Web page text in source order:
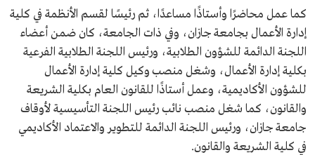
كما عمل محاضرًا وأستاذًا مساعدًا، ثم رئيسًا لقسم الأنظمة في كلية
إدارة الأعمال بجامعة جازان، وفي ذات الجامعة، كان ضمن أعضاء
اللجنة الدائمة للشؤون الطلابية، ورئيس اللجنة الطلابية الفرعية
بكلية إدارة الأعمال، وشغل منصب وكيل كلية إدارة الأعمال
للشؤون الأكاديمية، وعمل أستاذًا للقانون العام بكلية الشريعة
والقانون، كما شغل منصب نائب رئيس اللجنة التأسيسية لأوقاف
جامعة جازان، ورئيس اللجنة الدائمة للتطوير والاعتماد الأكاديمي
في كلية الشريعة والقانون.